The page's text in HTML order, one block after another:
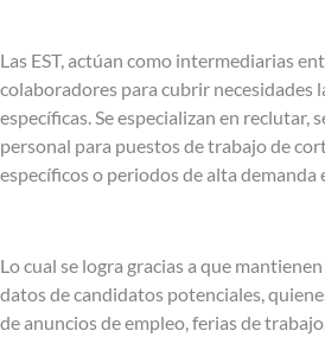
Las EST, actúan como intermediarias
colaboradores para cubrir necesidades
específicas. Se especializan en reclutar,
personal para puestos de trabajo de
específicos o periodos de alta demanda
Lo cual se logra gracias a que
datos de candidatos potenciales,
de anuncios de empleo, ferias de